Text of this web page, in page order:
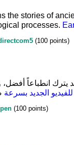
the stories of
processes.
(100 points)
يترك انطباعاً
الجديد بسرعة
(100 points)